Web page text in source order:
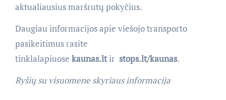
aktualiausius maršrutų pokyčius.
Daugiau informacijos apie viešojo transporto
pasikeitimus rasite
tinklalapiuose kaunas.ltir stops.lt/kaunas.
Ryšių su visuomene skyriaus informacija